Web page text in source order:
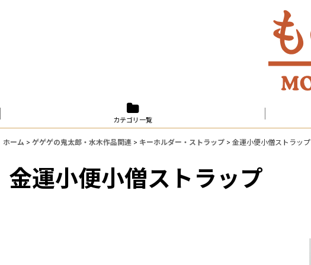
カテゴリ一覧
ホーム > ゲゲゲの鬼太郎・水木作品関連 > キーホルダー・ストラップ > 金運小便小僧ストラップ
金運小便小僧ストラップ